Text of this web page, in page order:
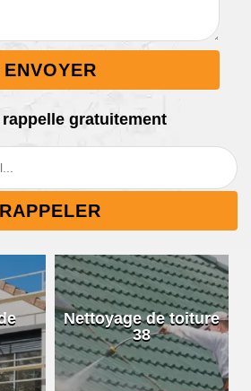
gratuitement
Nettoyage de toiture
38